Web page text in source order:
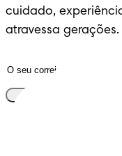
cuidado,
atravessa gerações.